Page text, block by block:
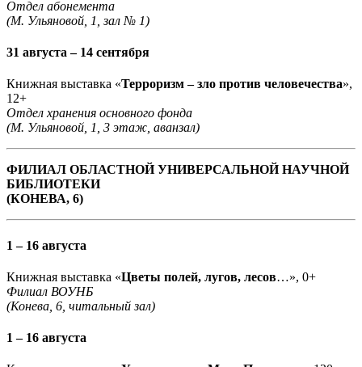
Отдел абонемента
(М. Ульяновой, 1, зал № 1)
31 августа – 14 сентября
Книжная выставка «Терроризм – зло против человечества»,
12+
Отдел хранения основного фонда
(М. Ульяновой, 1, 3 этаж, аванзал)
ФИЛИАЛ ОБЛАСТНОЙ УНИВЕРСАЛЬНОЙ НАУЧНОЙ
БИБЛИОТЕКИ
(КОНЕВА, 6)
1 – 16 августа
Книжная выставка «Цветы полей, лугов, лесов…», 0+
Филиал ВОУНБ
(Конева, 6, читальный зал)
1 – 16 августа